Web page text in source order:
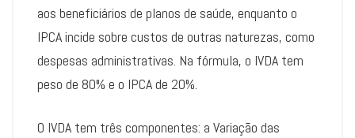
aos beneficiários de planos de saúde, enquanto o
IPCA incide sobre custos de outras naturezas, como
despesas administrativas. Na fórmula, o IVDA tem
peso de 80% e o IPCA de 20%.
O IVDA tem três componentes: a Variação das